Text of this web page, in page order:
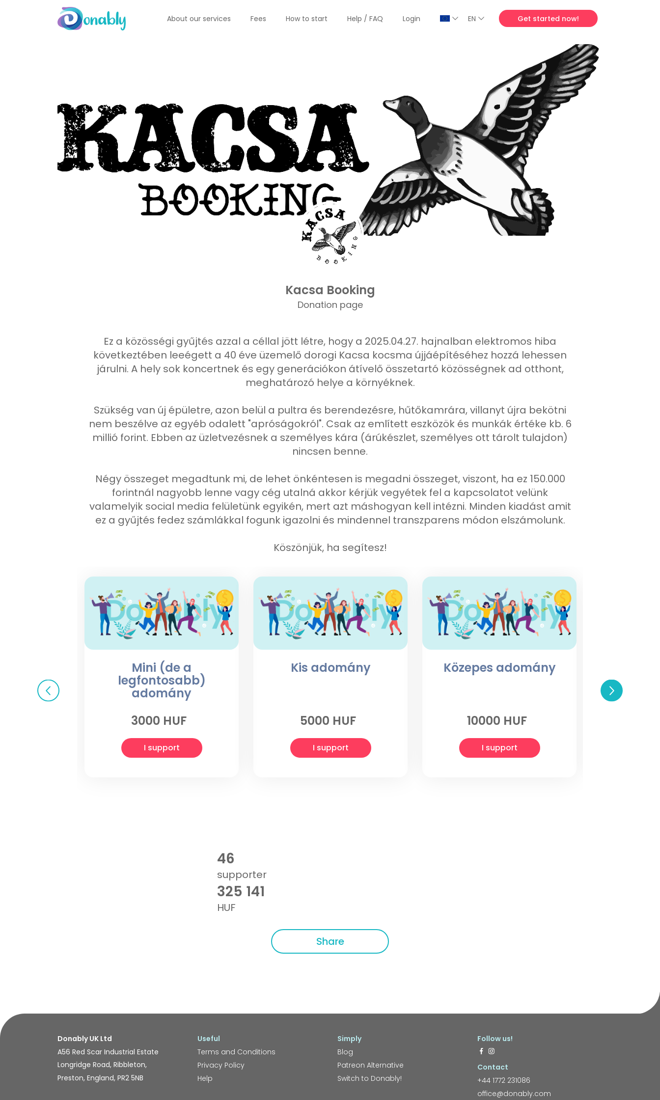
About our services Fees How to start Help / FAQ Login EN Get started now!
Kacsa Booking
Donation page
Ez a közösségi gyűjtés azzal a céllal jött létre, hogy a 2025.04.27. hajnalban elektromos hiba
következtében leeégett a 40 éve üzemelő dorogi Kacsa kocsma újjáépítéséhez hozzá lehessen
járulni. A hely sok koncertnek és egy generációkon átívelő összetartó közösségnek ad otthont,
meghatározó helye a környéknek.
Szükség van új épületre, azon belül a pultra és berendezésre, hűtőkamrára, villanyt újra bekötni
nem beszélve az egyéb odalett "apróságokról". Csak az említett eszközök és munkák értéke kb. 6
millió forint. Ebben az üzletvezésnek a személyes kára (árúkészlet, személyes ott tárolt tulajdon)
nincsen benne.
Négy összeget megadtunk mi, de lehet önkéntesen is megadni összeget, viszont, ha ez 150.000
forintnál nagyobb lenne vagy cég utalná akkor kérjük vegyétek fel a kapcsolatot velünk
valamelyik social media felületünk egyikén, mert azt máshogyan kell intézni. Minden kiadást amit
ez a gyűjtés fedez számlákkal fogunk igazolni és mindennel transzparens módon elszámolunk.
Köszönjük, ha segítesz!
Mini (de a
legfontosabb)
adomány
3000 HUF
I support
Kis adomány
5000 HUF
I support
Közepes adomány
10000 HUF
I support
46
supporter
325 141
HUF
Share
Donably UK Ltd
A56 Red Scar Industrial Estate
Longridge Road, Ribbleton,
Preston, England, PR2 5NB
Useful
Terms and Conditions
Privacy Policy
Help
Simply
Blog
Patreon Alternative
Switch to Donably!
Follow us!
Contact
+44 1772 231086
office@donably.com